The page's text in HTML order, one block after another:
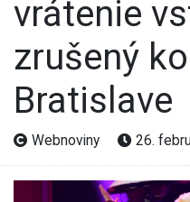
vrátenie
zrušený
Bratislave
Webnoviny 26.